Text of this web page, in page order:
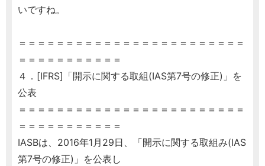
いですね。
＝＝＝＝＝＝＝＝＝＝＝＝＝＝＝＝＝＝＝＝＝＝＝＝
＝＝＝＝＝＝＝＝＝＝＝
４．[IFRS]「開示に関する取組(IAS第7号の修正)」を
公表
＝＝＝＝＝＝＝＝＝＝＝＝＝＝＝＝＝＝＝＝＝＝＝＝
＝＝＝＝＝＝＝＝＝＝＝
IASBは、2016年1月29日、「開示に関する取組み(IAS
第7号の修正)」を公表し